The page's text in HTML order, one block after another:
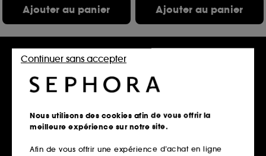
Ajouter au panier Ajouter au panier
K18
Nous utilisons des cookies afin de vous offrir la
meilleure expérience sur notre site.
Afin de vous offrir une expérience d’achat en ligne
Continuer sans accepter